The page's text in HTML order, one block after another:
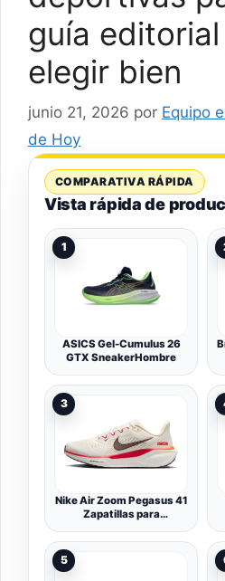
guía
elegir bien
junio 21, 2026 por Equipo
de Hoy
COMPARATIVA RÁPIDA
Vista rápida de
1
ASICS Gel-Cumulus 26
GTX SneakerHombre
3
Nike Air Zoom Pegasus 41
Zapatillas para
5